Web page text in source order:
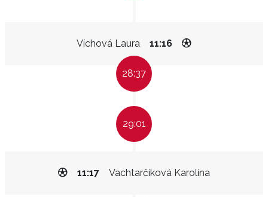
Víchová Laura 11:16
28:37
29:01
Vachtarčíková Karolína
11:17